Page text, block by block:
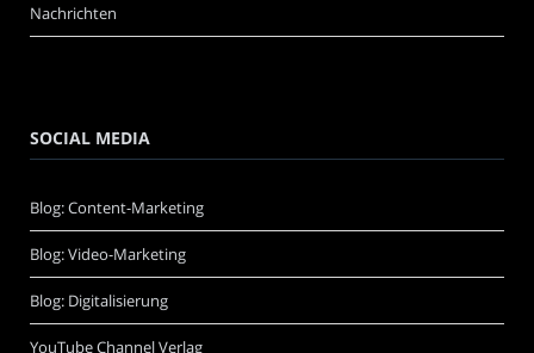
Nachrichten
SOCIAL MEDIA
Blog: Content-Marketing
Blog: Video-Marketing
Blog: Digitalisierung
YouTube Channel Verlag